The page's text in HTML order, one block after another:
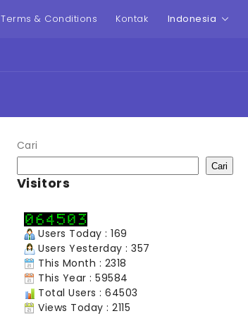
Terms & Conditions Kontak Indonesia
Cari
Cari
Visitors
Users Today : 169
Users Yesterday : 357
This Month : 2318
This Year : 59584
Total Users : 64503
Views Today : 2115